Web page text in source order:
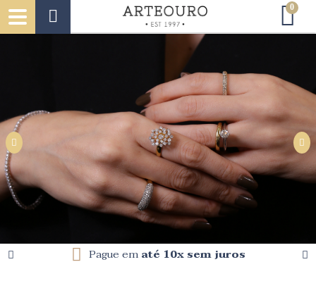
0
Pague ematé 10x sem juros